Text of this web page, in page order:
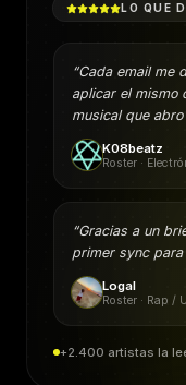
LO QUE
“Cada email me
aplicar el mismo
musical que
K08beatz
Roster ·
“Gracias a un
primer sync para
Logal
Roster · Rap /
+2.400 artistas la